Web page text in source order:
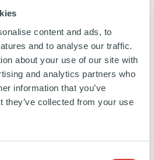
content and ads, to
and to analyse our traffic.
about your use of our site with
and analytics partners who
information that you’ve
they’ve collected from your use
DE FOYERS COUVERTS
PAR DES RÉSEAUX DE
FIBRE OPTIQUE EN 2024